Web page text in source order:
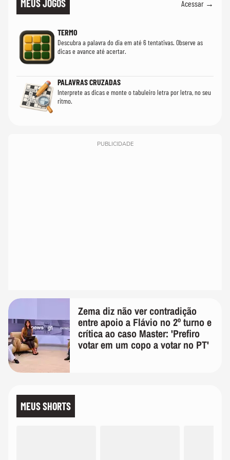
MEUS JOGOS Acessar →
TERMO
Descubra a palavra do dia em até 6 tentativas. Observe as
dicas e avance até acertar.
PALAVRAS CRUZADAS
Interprete as dicas e monte o tabuleiro letra por letra, no seu
ritmo.
PUBLICIDADE
Zema diz não ver contradição
entre apoio a Flávio no 2º turno e
crítica ao caso Master: 'Prefiro
votar em um copo a votar no PT'
MEUS SHORTS